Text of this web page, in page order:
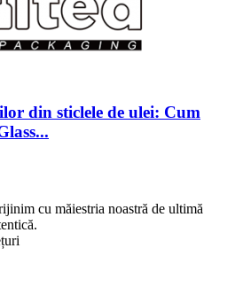
din sticlele de ulei: Cum
cu măiestria noastră de ultimă